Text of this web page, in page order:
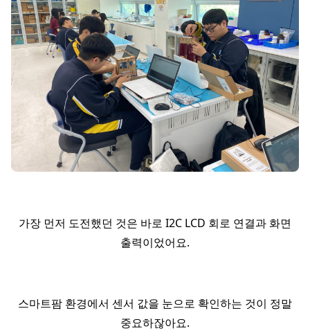
가장 먼저 도전했던 것은 바로 I2C LCD 회로 연결과 화면
출력이었어요.
스마트팜 환경에서 센서 값을 눈으로 확인하는 것이 정말
중요하잖아요.